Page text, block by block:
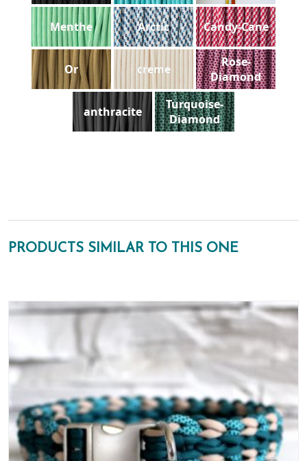
Menthe Arctic Candy-Cane
Or creme
Rose-
Diamond
anthracite
Turquoise-
Diamond
PRODUCTS SIMILAR TO THIS ONE